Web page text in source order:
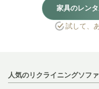
家具のレン
試して、
人気のリクライニングソファ